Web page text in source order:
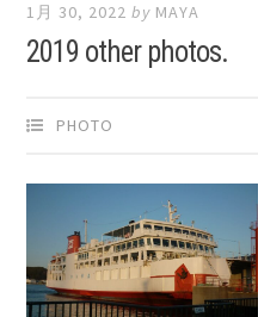
1月 30, 2022 by MAYA
2019 other photos.
PHOTO